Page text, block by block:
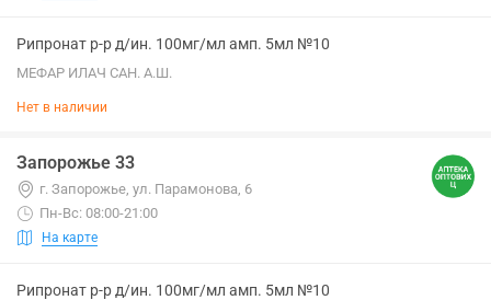
Рипронат р-р д/ин. 100мг/мл амп. 5мл №10
МЕФАР ИЛАЧ САН. А.Ш.
Нет в наличии
Запорожье 33
г. Запорожье, ул. Парамонова, 6
Пн-Вс: 08:00-21:00
На карте
Рипронат р-р д/ин. 100мг/мл амп. 5мл №10